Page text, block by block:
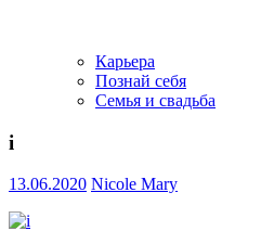
Карьера
Познай себя
Семья и свадьба
i
13.06.2020 Nicole Mary